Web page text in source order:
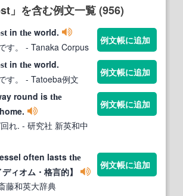
」を含む例文一覧 (956)
in the world.
。
- Tanaka Corpus
例文帳に追加
in the world.
。
- Tatoeba例文
例文帳に追加
round is the
れ. - 研究社 新英和中
例文帳に追加
often lasts the
ィオム・格言的】
藤和英大辞典
例文帳に追加